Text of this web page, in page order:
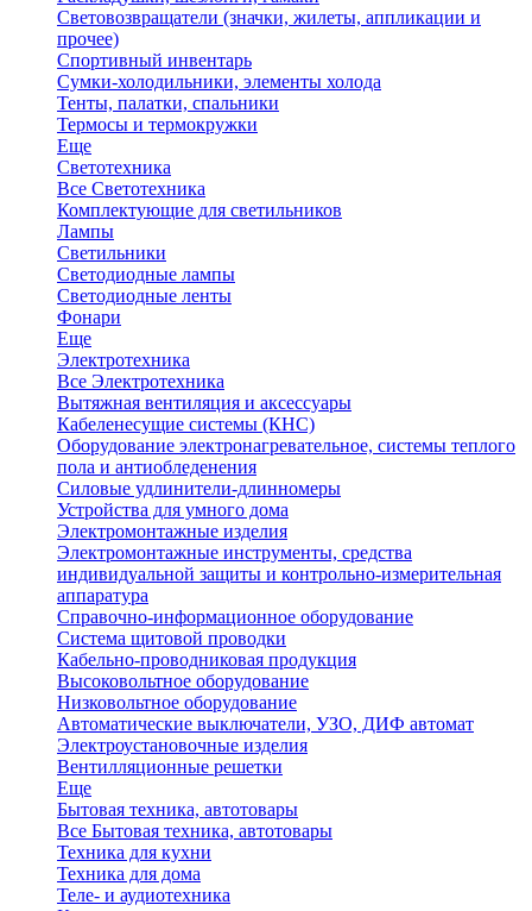
Световозвращатели (значки, жилеты, аппликации и
прочее)
Спортивный инвентарь
Сумки-холодильники, элементы холода
Тенты, палатки, спальники
Термосы и термокружки
Еще
Светотехника
Все Светотехника
Комплектующие для светильников
Лампы
Светильники
Светодиодные лампы
Светодиодные ленты
Фонари
Еще
Электротехника
Все Электротехника
Вытяжная вентиляция и аксессуары
Кабеленесущие системы (КНС)
Оборудование электронагревательное, системы теплого
пола и антиобледенения
Силовые удлинители-длинномеры
Устройства для умного дома
Электромонтажные изделия
Электромонтажные инструменты, средства
индивидуальной защиты и контрольно-измерительная
аппаратура
Справочно-информационное оборудование
Система щитовой проводки
Кабельно-проводниковая продукция
Высоковольтное оборудование
Низковольтное оборудование
Автоматические выключатели, УЗО, ДИФ автомат
Электроустановочные изделия
Вентилляционные решетки
Еще
Бытовая техника, автотовары
Все Бытовая техника, автотовары
Техника для кухни
Техника для дома
Теле- и аудиотехника